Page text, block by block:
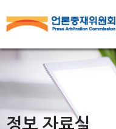
정보 자료실